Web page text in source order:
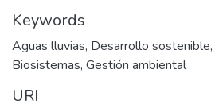
Keywords
Aguas lluvias, Desarrollo sostenible,
Biosistemas, Gestión ambiental
URI